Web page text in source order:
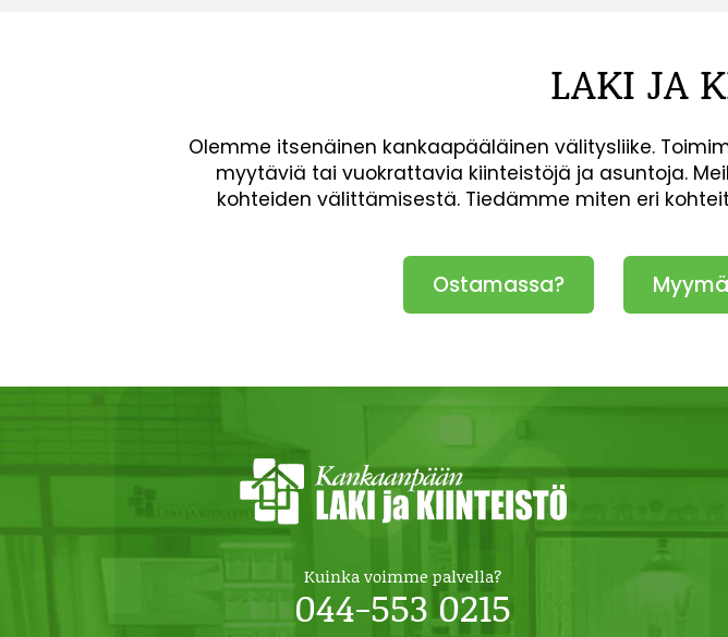
LAKI JA
Olemme itsenäinen kankaapääläinen välitysliike.
myytäviä tai vuokrattavia kiinteistöjä ja asuntoja.
kohteiden välittämisestä. Tiedämme miten eri
Ostamassa?
Kuinka voimme palvella?
044-553 0215